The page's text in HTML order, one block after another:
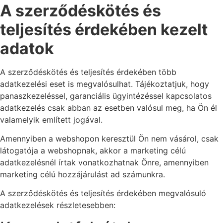
A szerződéskötés és
teljesítés érdekében kezelt
adatok
A szerződéskötés és teljesítés érdekében több
adatkezelési eset is megvalósulhat. Tájékoztatjuk, hogy
panaszkezeléssel, garanciális ügyintézéssel kapcsolatos
adatkezelés csak abban az esetben valósul meg, ha Ön él
valamelyik említett jogával.
Amennyiben a webshopon keresztül Ön nem vásárol, csak
látogatója a webshopnak, akkor a marketing célú
adatkezelésnél írtak vonatkozhatnak Önre, amennyiben
marketing célú hozzájárulást ad számunkra.
A szerződéskötés és teljesítés érdekében megvalósuló
adatkezelések részletesebben: